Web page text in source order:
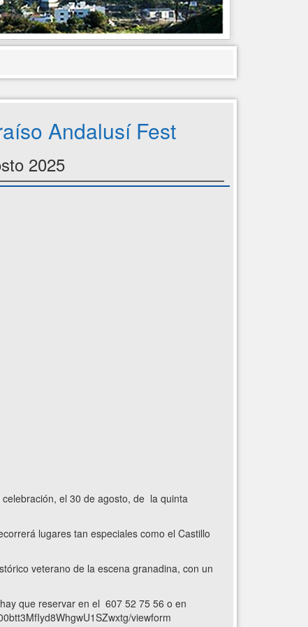
Andalusí Fest
2025
el 30 de agosto, de la quinta
lugares tan especiales como el Castillo
veterano de la escena granadina, con un
que reservar en el 607 52 75 56 o en
viewform